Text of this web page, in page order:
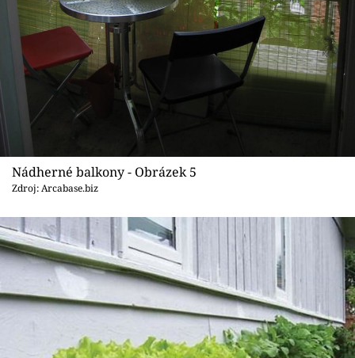
Nádherné balkony - Obrázek 5
Zdroj: Arcabase.biz